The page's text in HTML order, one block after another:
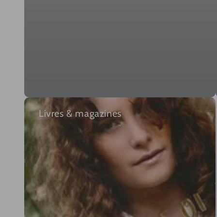
Livres & magazines